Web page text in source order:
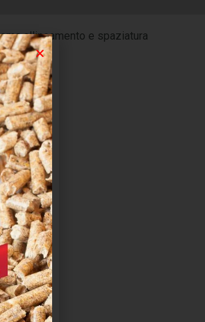
allineamento e spaziatura